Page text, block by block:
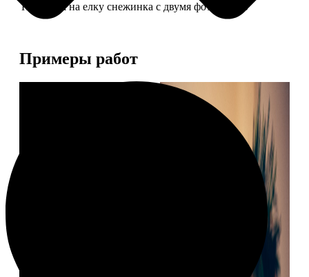
Подвеска на елку снежинка с двумя фото
590
Примеры работ